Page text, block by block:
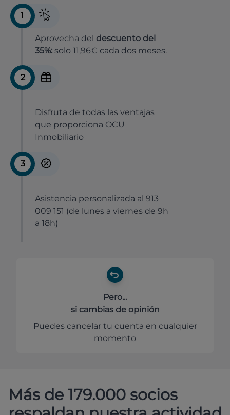
1
Aprovecha del descuento del
35%: solo 11,96€ cada dos meses.
2
Disfruta de todas las ventajas
que proporciona OCU
Inmobiliario
3
Asistencia personalizada al 913
009 151 (de lunes a viernes de 9h
a 18h)
Pero...
si cambias de opinión
Puedes cancelar tu cuenta en cualquier
momento
Más de 179.000 socios